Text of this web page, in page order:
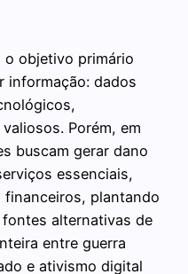
o objetivo primário
informação: dados
Porém, em
buscam gerar dano
essenciais,
plantando
alternativas de
entre guerra
e ativismo digital